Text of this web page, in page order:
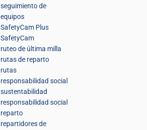
seguimiento de
equipos
SafetyCam Plus
SafetyCam
ruteo de última milla
rutas de reparto
rutas
responsabilidad social
sustentabilidad
responsabilidad social
reparto
repartidores de